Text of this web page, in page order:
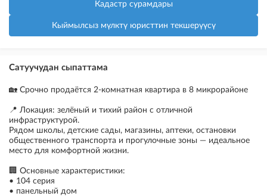
Кадастр сурамдары
Кыймылсыз мүлктү юристтин текшерүүсү
Сатуучудан сыпаттама
🏡 Срочно продаётся 2-комнатная квартира в 8 микрорайоне
📍 Локация: зелёный и тихий район с отличной
инфраструктурой.
Рядом школы, детские сады, магазины, аптеки, остановки
общественного транспорта и прогулочные зоны — идеальное
место для комфортной жизни.
🏢 Основные характеристики:
• 104 серия
• панельный дом